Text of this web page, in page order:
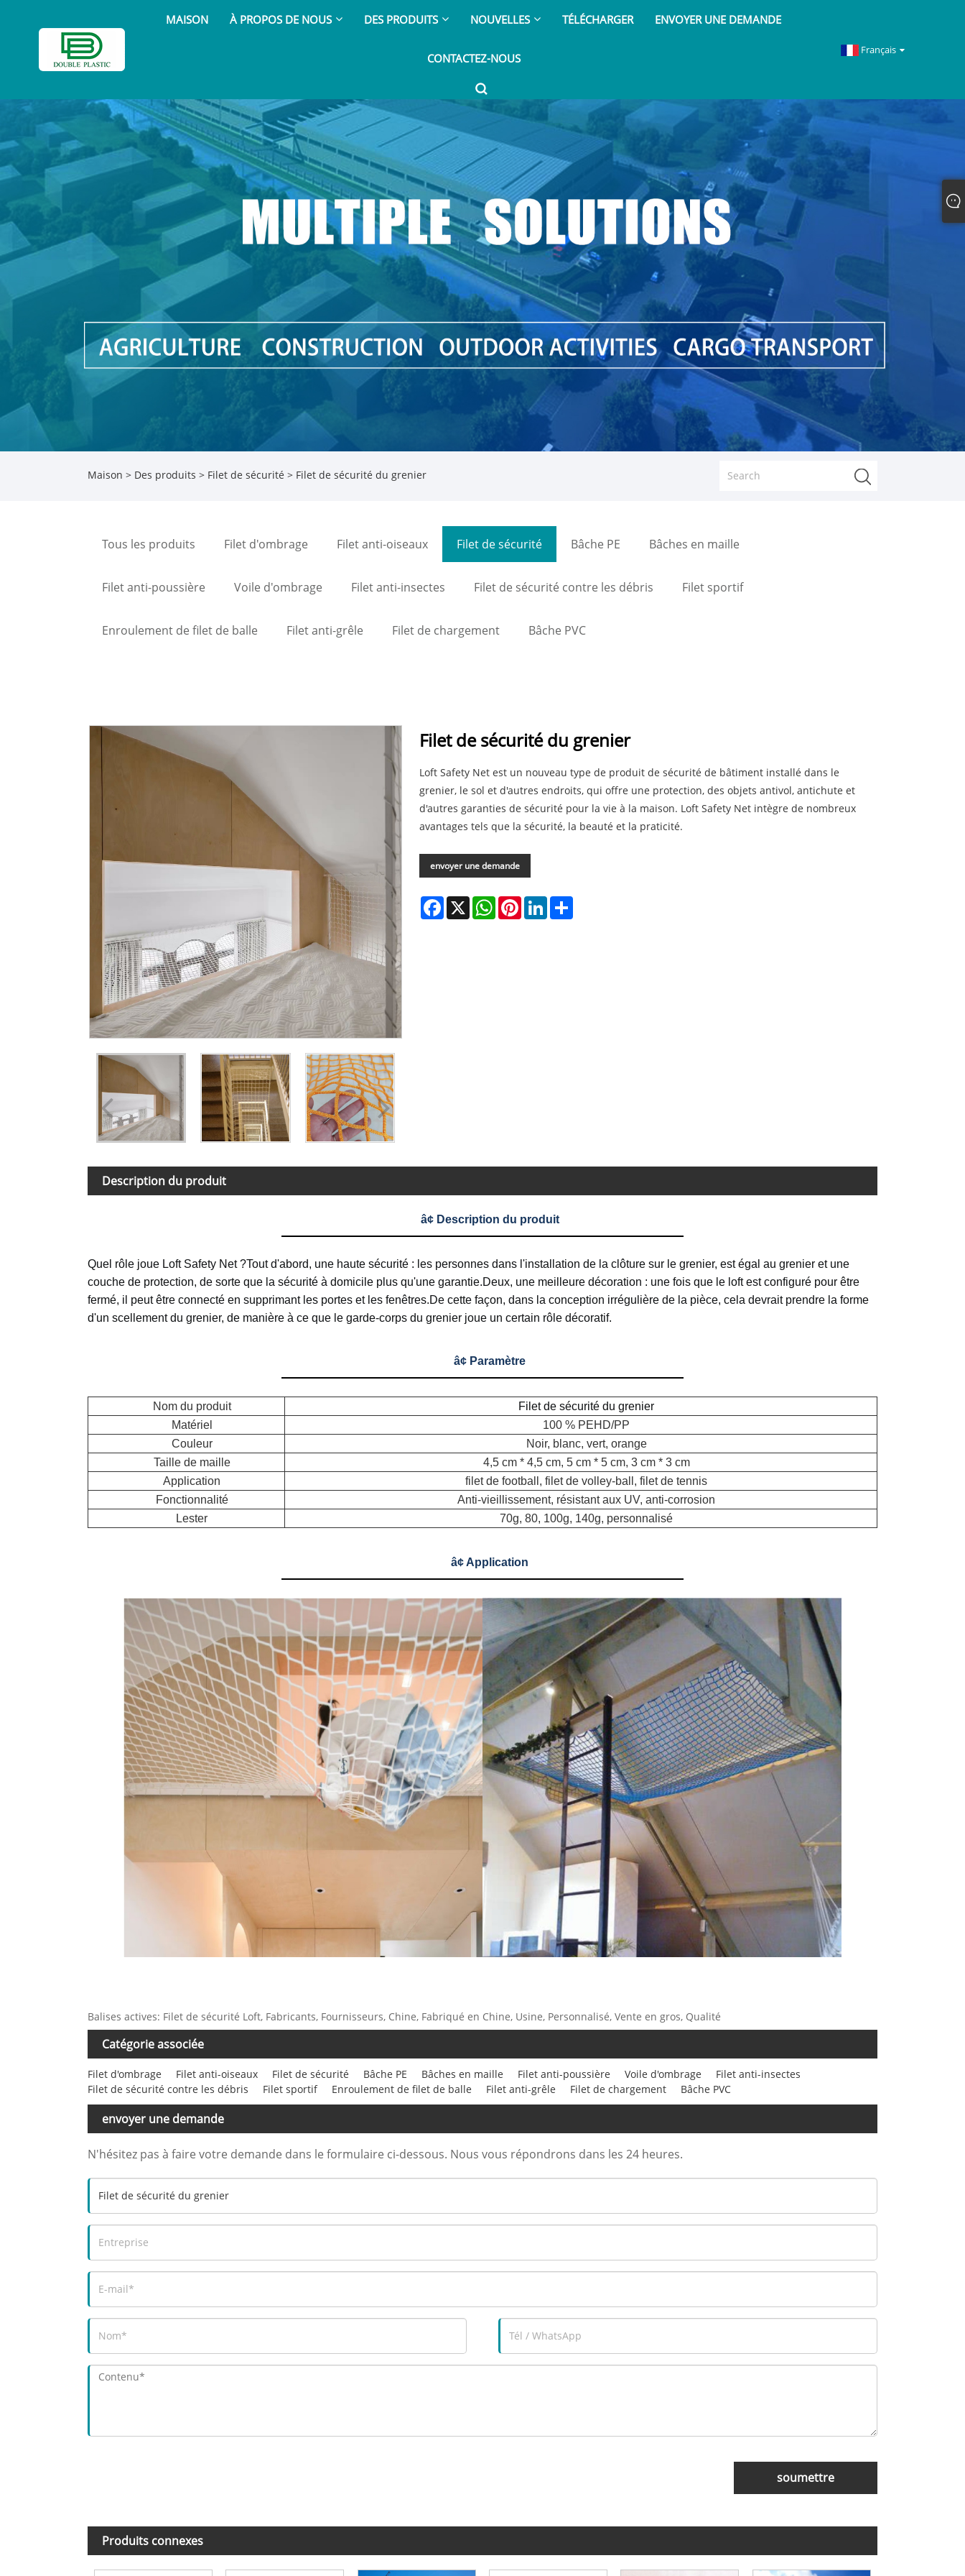
MAISON À PROPOS DE NOUS DES PRODUITS NOUVELLES TÉLÉCHARGER ENVOYER UNE DEMANDE
CONTACTEZ-NOUS
Français
Maison > Des produits > Filet de sécurité > Filet de sécurité du grenier
Tous les produits Filet d'ombrage Filet anti-oiseaux Filet de sécurité Bâche PE Bâches en maille
Filet anti-poussière Voile d'ombrage Filet anti-insectes Filet de sécurité contre les débris Filet sportif
Enroulement de filet de balle Filet anti-grêle Filet de chargement Bâche PVC
Filet de sécurité du grenier
Loft Safety Net est un nouveau type de produit de sécurité de bâtiment installé dans le
grenier, le sol et d'autres endroits, qui offre une protection, des objets antivol, antichute et
d'autres garanties de sécurité pour la vie à la maison. Loft Safety Net intègre de nombreux
avantages tels que la sécurité, la beauté et la praticité.
envoyer une demande
Facebook
X WhatsAppPinterestLinkedIn
Description du produit
â¢ Description du produit
Quel rôle joue Loft Safety Net ?Tout d'abord, une haute sécurité : les personnes dans l'installation de la clôture sur le grenier, est égal au grenier et une
couche de protection, de sorte que la sécurité à domicile plus qu'une garantie.Deux, une meilleure décoration : une fois que le loft est configuré pour être
fermé, il peut être connecté en supprimant les portes et les fenêtres.De cette façon, dans la conception irrégulière de la pièce, cela devrait prendre la forme
d'un scellement du grenier, de manière à ce que le garde-corps du grenier joue un certain rôle décoratif.
â¢ Paramètre
Nom du produit
Filet de sécurité du grenier
Matériel
100 % PEHD/PP
Couleur
Noir, blanc, vert, orange
Taille de maille
4,5 cm * 4,5 cm, 5 cm * 5 cm, 3 cm * 3 cm
Application
filet de football, filet de volley-ball, filet de tennis
Fonctionnalité
Anti-vieillissement, résistant aux UV, anti-corrosion
Lester
70g, 80, 100g, 140g, personnalisé
â¢ Application
Balises actives: Filet de sécurité Loft, Fabricants, Fournisseurs, Chine, Fabriqué en Chine, Usine, Personnalisé, Vente en gros, Qualité
Catégorie associée
Filet d'ombrage Filet anti-oiseaux Filet de sécurité Bâche PE Bâches en maille Filet anti-poussière Voile d'ombrage
Filet anti-insectes
Filet de sécurité contre les débris
Filet sportif Enroulement de filet de balle Filet anti-grêle Filet de chargement Bâche PVC
envoyer une demande
N'hésitez pas à faire votre demande dans le formulaire ci-dessous. Nous vous répondrons dans les 24 heures.
soumettre
Produits connexes